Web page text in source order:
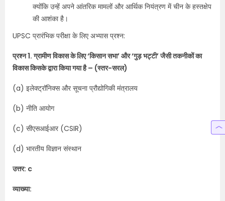
क्योंकि उन्हें अपने आंतरिक मामलों और आर्थिक नियंत्रण में चीन के हस्तक्षेप
की आशंका है।
UPSC प्रारंभिक परीक्षा के लिए अभ्यास प्रश्न:
प्रश्न 1. ग्रामीण विकास के लिए ‘किसान सभा’ और ‘गुड़ भट्टी’ जैसी तकनीकों का
विकास किसके द्वारा किया गया है – (स्तर-सरल)
(a) इलेक्ट्रॉनिक्स और सूचना प्रौद्योगिकी मंत्रालय
(b) नीति आयोग
(c) सीएसआईआर (CSIR)
(d) भारतीय विज्ञान संस्थान
उत्तर: c
व्याख्या: